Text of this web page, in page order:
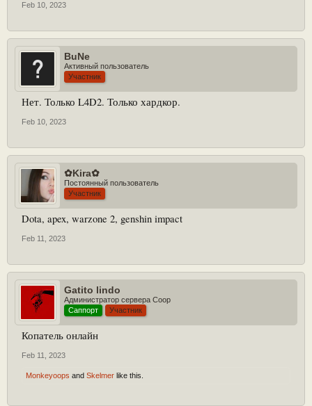
Feb 10, 2023
BuNe
Активный пользователь
Участник
Нет. Только L4D2. Только хардкор.
Feb 10, 2023
✿Kira✿
Постоянный пользователь
Участник
Dota, apex, warzone 2, genshin impact
Feb 11, 2023
Gatito lindo
Администратор сервера Coop
Саппорт
Участник
Копатель онлайн
Feb 11, 2023
Monkeyoops and Skelmer like this.